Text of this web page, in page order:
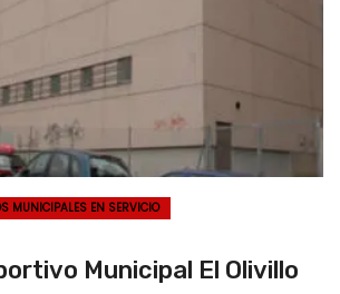
MUNICIPALES EN SERVICIO
Municipal El Olivillo